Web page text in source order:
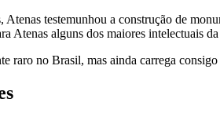
testemunhou a construção de
Atenas alguns dos maiores intelectuais da
raro no Brasil, mas ainda carrega